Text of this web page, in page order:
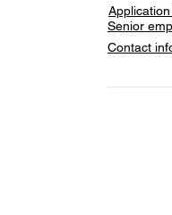
Senior
​Contact